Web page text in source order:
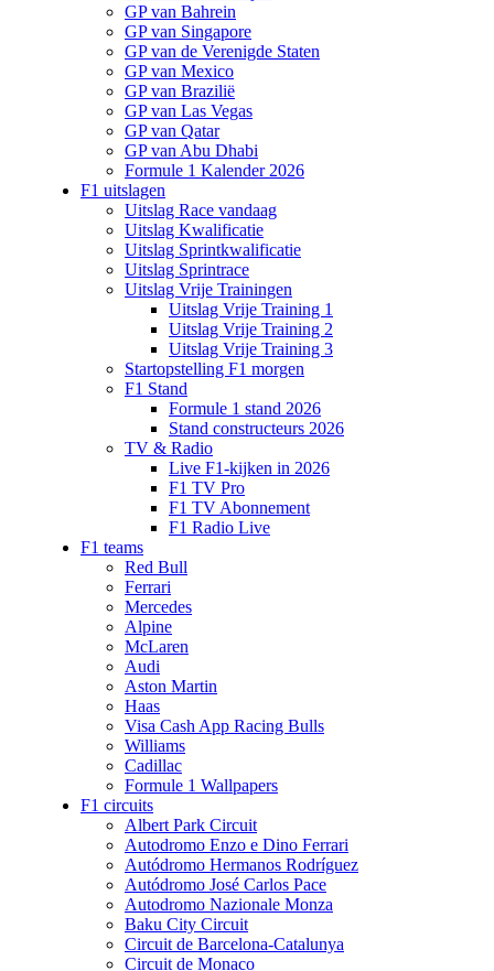
GP van Bahrein
GP van Singapore
GP van de Verenigde Staten
GP van Mexico
GP van Brazilië
GP van Las Vegas
GP van Qatar
GP van Abu Dhabi
Formule 1 Kalender 2026
F1 uitslagen
Uitslag Race vandaag
Uitslag Kwalificatie
Uitslag Sprintkwalificatie
Uitslag Sprintrace
Uitslag Vrije Trainingen
Uitslag Vrije Training 1
Uitslag Vrije Training 2
Uitslag Vrije Training 3
Startopstelling F1 morgen
F1 Stand
Formule 1 stand 2026
Stand constructeurs 2026
TV & Radio
Live F1-kijken in 2026
F1 TV Pro
F1 TV Abonnement
F1 Radio Live
F1 teams
Red Bull
Ferrari
Mercedes
Alpine
McLaren
Audi
Aston Martin
Haas
Visa Cash App Racing Bulls
Williams
Cadillac
Formule 1 Wallpapers
F1 circuits
Albert Park Circuit
Autodromo Enzo e Dino Ferrari
Autódromo Hermanos Rodríguez
Autódromo José Carlos Pace
Autodromo Nazionale Monza
Baku City Circuit
Circuit de Barcelona-Catalunya
Circuit de Monaco